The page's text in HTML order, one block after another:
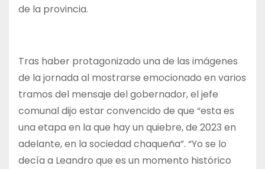
de la provincia.
Tras haber protagonizado una de las imágenes
de la jornada al mostrarse emocionado en varios
tramos del mensaje del gobernador, el jefe
comunal dijo estar convencido de que “esta es
una etapa en la que hay un quiebre, de 2023 en
adelante, en la sociedad chaqueña”. “Yo se lo
decía a Leandro que es un momento histórico